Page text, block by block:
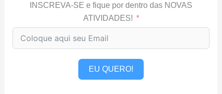
INSCREVA-SE e fique por dentro das NOVAS
ATIVIDADES!
EU QUERO!